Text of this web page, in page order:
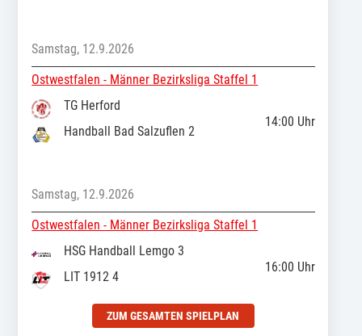
Samstag, 12.9.2026
Ostwestfalen - Männer Bezirksliga Staffel 1
TG Herford
Handball Bad Salzuflen 2
14:00 Uhr
Samstag, 12.9.2026
Ostwestfalen - Männer Bezirksliga Staffel 1
HSG Handball Lemgo 3
LIT 1912 4
16:00 Uhr
ZUM GESAMTEN SPIELPLAN